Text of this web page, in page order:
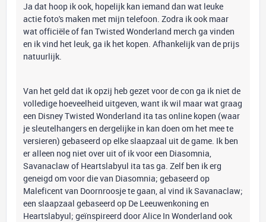
Ja dat hoop ik ook, hopelijk kan iemand dan wat leuke
actie foto's maken met mijn telefoon. Zodra ik ook maar
wat officiële of fan Twisted Wonderland merch ga vinden
en ik vind het leuk, ga ik het kopen. Afhankelijk van de prijs
natuurlijk.
Van het geld dat ik opzij heb gezet voor de con ga ik niet de
volledige hoeveelheid uitgeven, want ik wil maar wat graag
een Disney Twisted Wonderland ita tas online kopen (waar
je sleutelhangers en dergelijke in kan doen om het mee te
versieren) gebaseerd op elke slaapzaal uit de game. Ik ben
er alleen nog niet over uit of ik voor een Diasomnia,
Savanaclaw of Heartslabyul ita tas ga. Zelf ben ik erg
geneigd om voor die van Diasomnia; gebaseerd op
Maleficent van Doornroosje te gaan, al vind ik Savanaclaw;
een slaapzaal gebaseerd op De Leeuwenkoning en
Heartslabyul; geïnspireerd door Alice In Wonderland ook